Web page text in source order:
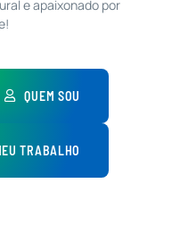
e apaixonado por
QUEM SOU
TRABALHO